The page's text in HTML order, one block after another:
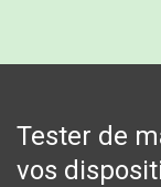
Tester de
vos